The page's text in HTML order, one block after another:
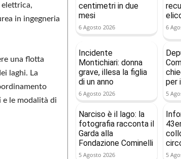
elettrica,
in ingegneria
una flotta
laghi. La
le modalità di
centimetri in due
mesi
6 Agosto 2026 6
Incidente
Montichiari: donna
grave, illesa la figlia
di un anno
6 Agosto 2026
per
5
Narciso è il lago: la
fotografia racconta il
Garda alla
Fondazione Cominelli
5 Agosto 2026 5